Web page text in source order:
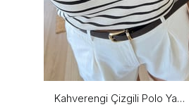
Kahverengi Çizgili Polo Yaka Tshirt